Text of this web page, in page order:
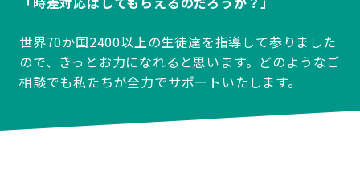
世界70か国2400以上の生徒達を指導して参りました
ので、きっとお力になれると思います。どのようなご
相談でも私たちが全力でサポートいたします。